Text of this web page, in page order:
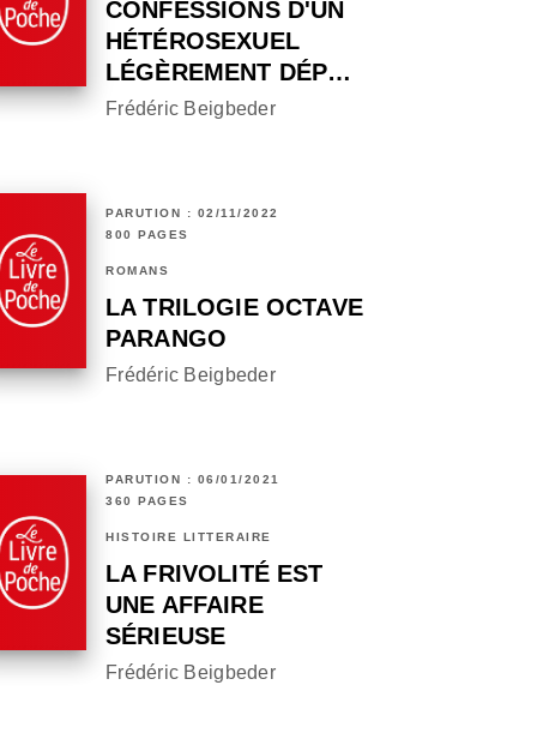
CONFESSIONS D'UN
HÉTÉROSEXUEL
LÉGÈREMENT DÉP…
Frédéric Beigbeder
PARUTION : 02/11/2022
800 PAGES
ROMANS
LA TRILOGIE OCTAVE
PARANGO
Frédéric Beigbeder
PARUTION : 06/01/2021
360 PAGES
HISTOIRE LITTÉRAIRE
LA FRIVOLITÉ EST
UNE AFFAIRE
SÉRIEUSE
Frédéric Beigbeder